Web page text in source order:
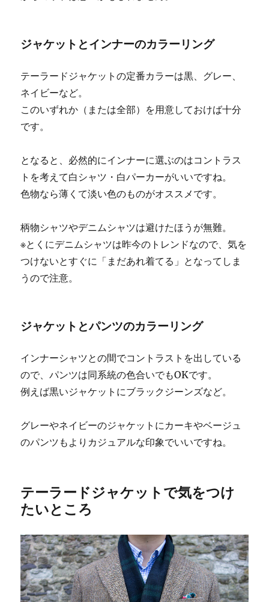
ジャケットとインナーのカラーリング
テーラードジャケットの定番カラーは黒、グレー、
ネイビーなど。
このいずれか（または全部）を用意しておけば十分
です。
となると、必然的にインナーに選ぶのはコントラス
トを考えて白シャツ・白パーカーがいいですね。
色物なら薄くて淡い色のものがオススメです。
柄物シャツやデニムシャツは避けたほうが無難。
※とくにデニムシャツは昨今のトレンドなので、気を
つけないとすぐに「まだあれ着てる」となってしま
うので注意。
ジャケットとパンツのカラーリング
インナーシャツとの間でコントラストを出している
ので、パンツは同系統の色合いでもOKです。
例えば黒いジャケットにブラックジーンズなど。
グレーやネイビーのジャケットにカーキやベージュ
のパンツもよりカジュアルな印象でいいですね。
テーラードジャケットで気をつけ
たいところ